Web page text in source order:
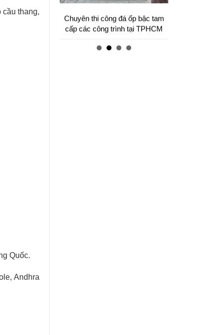
thang,
Quốc.
Andhra
Mẫu bàn ăn mặt đá tự nhiên cao
cấp và sang trọng cho gia đình